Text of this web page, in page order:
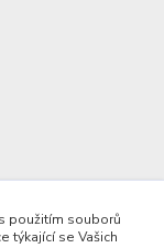
použitím souborů
týkající se Vašich